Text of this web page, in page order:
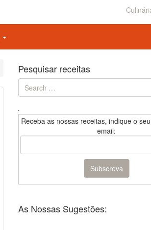
Pesquisar receitas
Search
for:
Receba as nossas receitas, indique o
email:
As Nossas Sugestões: